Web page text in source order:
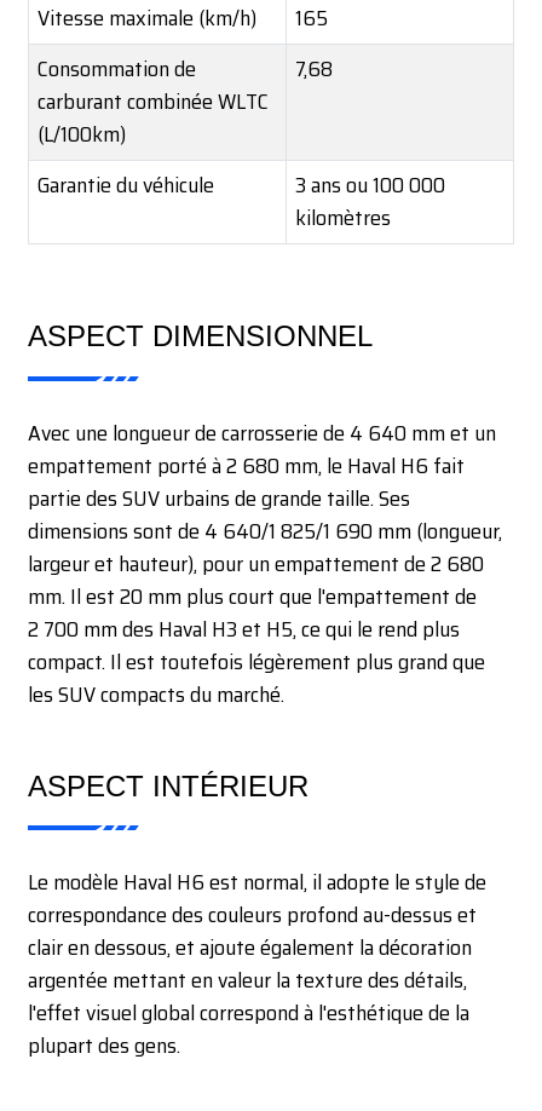
Vitesse maximale (km/h)
165
Consommation de
carburant combinée WLTC
(L/100km)
7,68
Garantie du véhicule
3 ans ou 100 000
kilomètres
ASPECT DIMENSIONNEL
Avec une longueur de carrosserie de 4 640 mm et un
empattement porté à 2 680 mm, le Haval H6 fait
partie des SUV urbains de grande taille. Ses
dimensions sont de 4 640/1 825/1 690 mm (longueur,
largeur et hauteur), pour un empattement de 2 680
mm. Il est 20 mm plus court que l'empattement de
2 700 mm des Haval H3 et H5, ce qui le rend plus
compact. Il est toutefois légèrement plus grand que
les SUV compacts du marché.
ASPECT INTÉRIEUR
Le modèle Haval H6 est normal, il adopte le style de
correspondance des couleurs profond au-dessus et
clair en dessous, et ajoute également la décoration
argentée mettant en valeur la texture des détails,
l'effet visuel global correspond à l'esthétique de la
plupart des gens.